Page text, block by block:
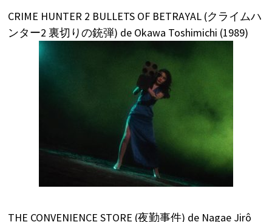
CRIME HUNTER 2 BULLETS OF BETRAYAL (クライムハ
ンター2 裏切りの銃弾) de Okawa Toshimichi (1989)
THE CONVENIENCE STORE (夜勤事件) de Nagae Jirô